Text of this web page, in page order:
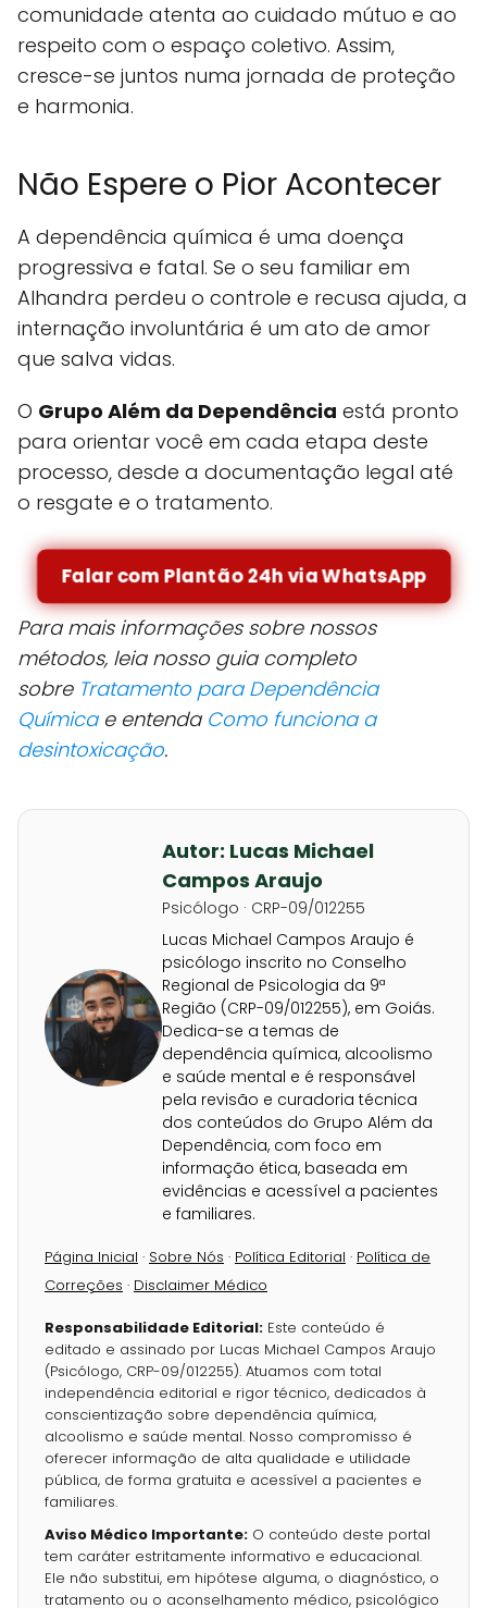
comunidade atenta ao cuidado mútuo e ao
respeito com o espaço coletivo. Assim,
cresce-se juntos numa jornada de proteção
e harmonia.
Não Espere o Pior Acontecer
A dependência química é uma doença
progressiva e fatal. Se o seu familiar em
Alhandra perdeu o controle e recusa ajuda, a
internação involuntária é um ato de amor
que salva vidas.
O Grupo Além da Dependência está pronto
para orientar você em cada etapa deste
processo, desde a documentação legal até
o resgate e o tratamento.
Falar com Plantão 24h via WhatsApp
Para mais informações sobre nossos
métodos, leia nosso guia completo
sobre Tratamento para Dependência
Químicae entenda Como funciona a
desintoxicação.
Autor: Lucas Michael
Campos Araujo
Psicólogo · CRP-09/012255
Lucas Michael Campos Araujo é
psicólogo inscrito no Conselho
Regional de Psicologia da 9ª
Região (CRP-09/012255), em Goiás.
Dedica-se a temas de
dependência química, alcoolismo
e saúde mental e é responsável
pela revisão e curadoria técnica
dos conteúdos do Grupo Além da
Dependência, com foco em
informação ética, baseada em
evidências e acessível a pacientes
e familiares.
Página Inicial · Sobre Nós · Política Editorial · Política de
Correções · Disclaimer Médico
Responsabilidade Editorial: Este conteúdo é
editado e assinado por Lucas Michael Campos Araujo
(Psicólogo, CRP-09/012255). Atuamos com total
independência editorial e rigor técnico, dedicados à
conscientização sobre dependência química,
alcoolismo e saúde mental. Nosso compromisso é
oferecer informação de alta qualidade e utilidade
pública, de forma gratuita e acessível a pacientes e
familiares.
Aviso Médico Importante: O conteúdo deste portal
tem caráter estritamente informativo e educacional.
Ele não substitui, em hipótese alguma, o diagnóstico, o
tratamento ou o aconselhamento médico, psicológico